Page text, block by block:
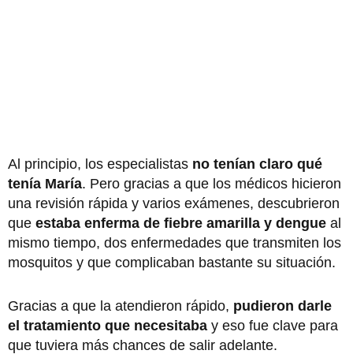
Al principio, los especialistas no tenían claro qué
tenía María. Pero gracias a que los médicos hicieron
una revisión rápida y varios exámenes, descubrieron
que estaba enferma de fiebre amarilla y dengue al
mismo tiempo, dos enfermedades que transmiten los
mosquitos y que complicaban bastante su situación.
Gracias a que la atendieron rápido, pudieron darle
el tratamiento que necesitaba y eso fue clave para
que tuviera más chances de salir adelante.